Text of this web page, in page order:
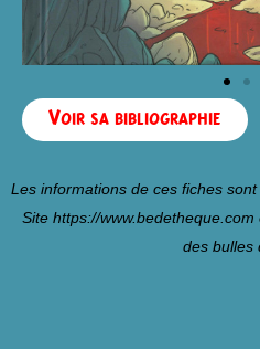
Voir sa bibliographie
Les informations de ces fiches
Site https://www.bedetheque.com
des bulles